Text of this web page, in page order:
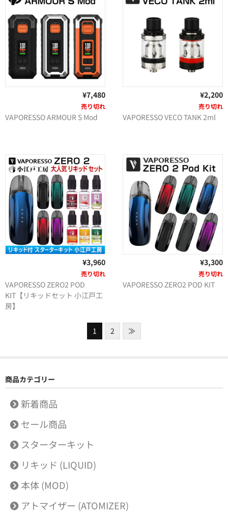
¥7,480
売り切れ
VAPORESSO ARMOUR S Mod
¥2,200
売り切れ
VAPORESSO VECO TANK 2ml
¥3,960
売り切れ
VAPORESSO ZERO2 POD
KIT【リキッドセット 小江戸工
房】
¥3,300
売り切れ
VAPORESSO ZERO2 POD KIT
1 2 ≫
商品カテゴリー
新着商品
セール商品
スターターキット
リキッド (LIQUID)
本体 (MOD)
アトマイザー (ATOMIZER)